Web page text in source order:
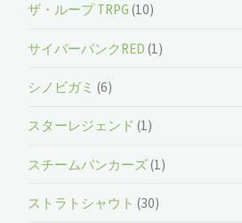
ザ・ループ TRPG (10)
サイバーパンクRED (1)
シノビガミ (6)
スターレジェンド (1)
スチームパンカーズ(1)
ストラトシャウト (30)